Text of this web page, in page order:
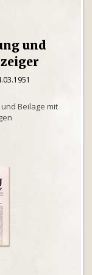
und
Beilage mit